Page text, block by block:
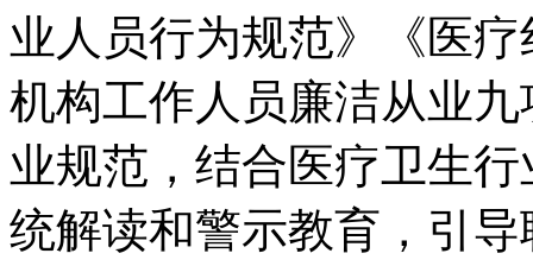
业人员行为规范》《医
机构工作人员廉洁从业
业规范，结合医疗卫生
统解读和警示教育，引